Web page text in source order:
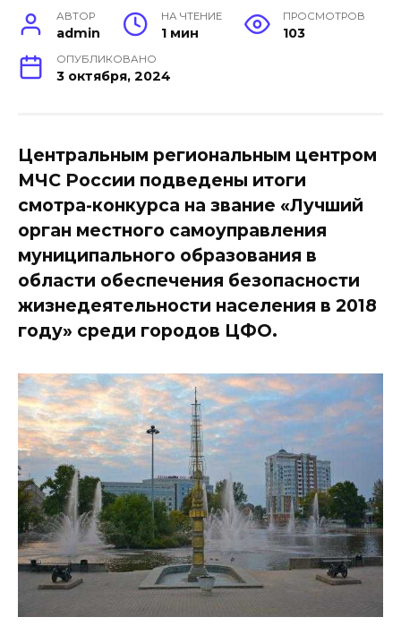
АВТОР
admin
НА ЧТЕНИЕ
1 мин
ПРОСМОТРОВ
103
ОПУБЛИКОВАНО
3 октября, 2024
Центральным региональным центром
МЧС России подведены итоги
смотра-конкурса на звание «Лучший
орган местного самоуправления
муниципального образования в
области обеспечения безопасности
жизнедеятельности населения в 2018
году» среди городов ЦФО.